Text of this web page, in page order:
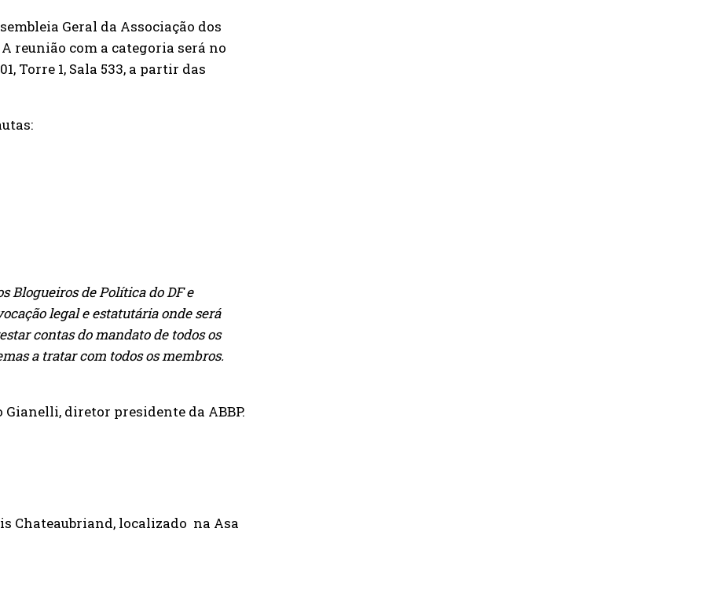
Geral da Associação dos
reunião com a categoria será no
Torre 1, Sala 533, a partir das
Blogueiros de Política do DF e
legal e estatutária onde será
contas do mandato de todos os
a tratar com todos os membros.
Gianelli, diretor presidente da ABBP.
Chateaubriand, localizado na Asa